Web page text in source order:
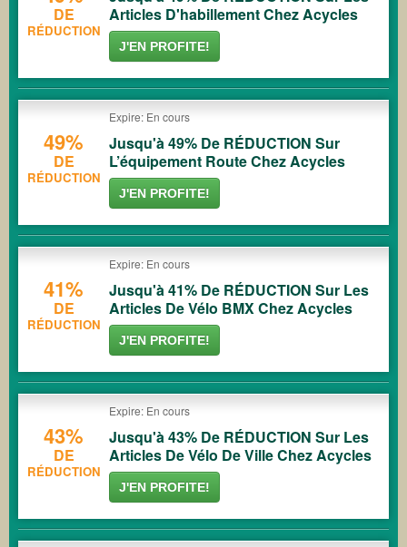
DE
RÉDUCTION
Articles D'habillement Chez Acycles
J'EN PROFITE!
49%
DE
RÉDUCTION
Expire: En cours
Jusqu'à 49% De RÉDUCTION Sur
L’équipement Route Chez Acycles
J'EN PROFITE!
41%
DE
RÉDUCTION
Expire: En cours
Jusqu'à 41% De RÉDUCTION Sur Les
Articles De Vélo BMX Chez Acycles
J'EN PROFITE!
43%
DE
RÉDUCTION
Expire: En cours
Jusqu'à 43% De RÉDUCTION Sur Les
Articles De Vélo De Ville Chez Acycles
J'EN PROFITE!